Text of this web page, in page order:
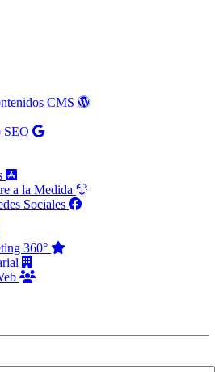
CMS
SEO
a la Medida
Sociales
360°